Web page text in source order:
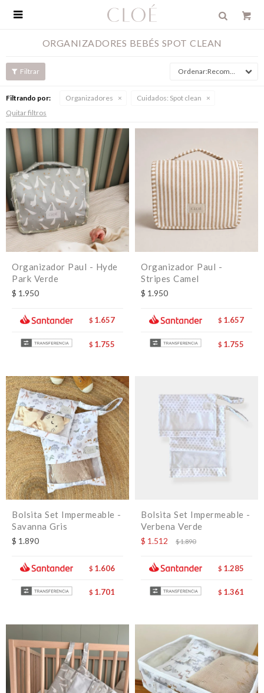

ORGANIZADORES BEBÉS SPOT CLEAN
Recomendados
Filtrando por: Organizadores Cuidados: Spot clean
Quitar filtros
Organizador Paul - Hyde
Park Verde
$ 1.950
$ 1.657
$ 1.755
Organizador Paul -
Stripes Camel
$ 1.950
$ 1.657
$ 1.755
Bolsita Set Impermeable -
Savanna Gris
$ 1.890
$ 1.606
$ 1.701
Bolsita Set Impermeable -
Verbena Verde
$ 1.512 $1.890
$ 1.285
$ 1.361